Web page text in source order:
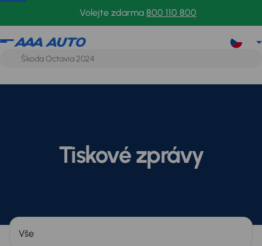
Volejte zdarma 800 110 800
Tiskové zprávy